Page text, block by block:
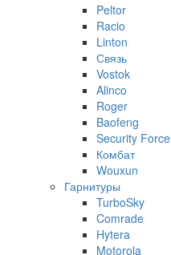
Peltor
Racio
Linton
Связь
Vostok
Alinco
Roger
Baofeng
Security Force
Комбат
Wouxun
Гарнитуры
TurboSky
Comrade
Hytera
Motorola